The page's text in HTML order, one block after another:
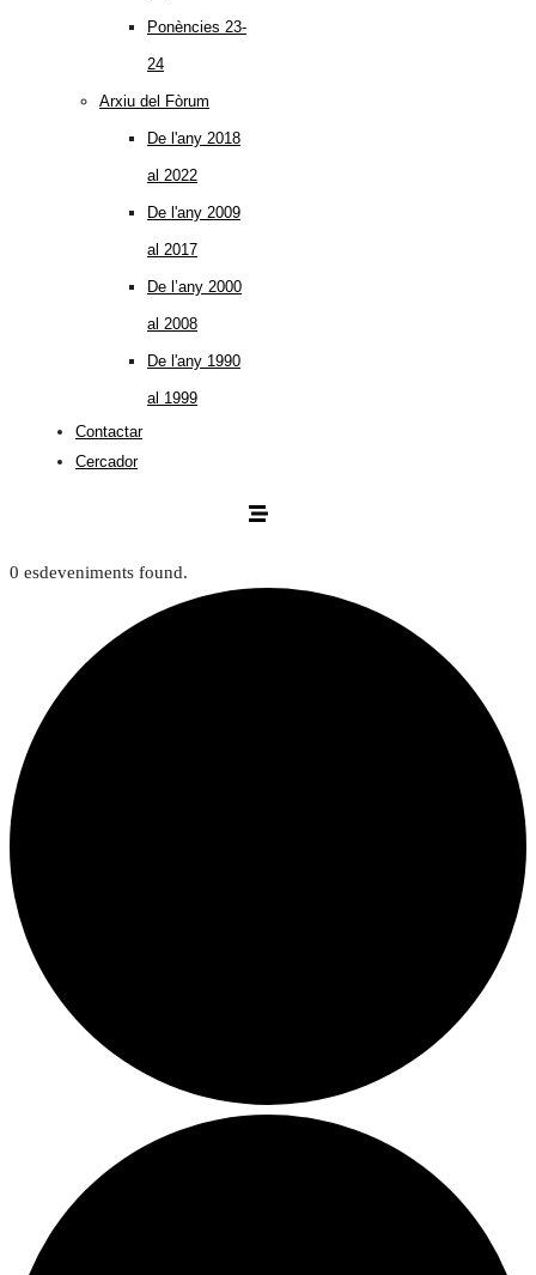
Ponències 23-
24
Arxiu del Fòrum
De l'any 2018
al 2022
De l'any 2009
al 2017
De l’any 2000
al 2008
De l'any 1990
al 1999
Contactar
Cercador
0 esdeveniments found.